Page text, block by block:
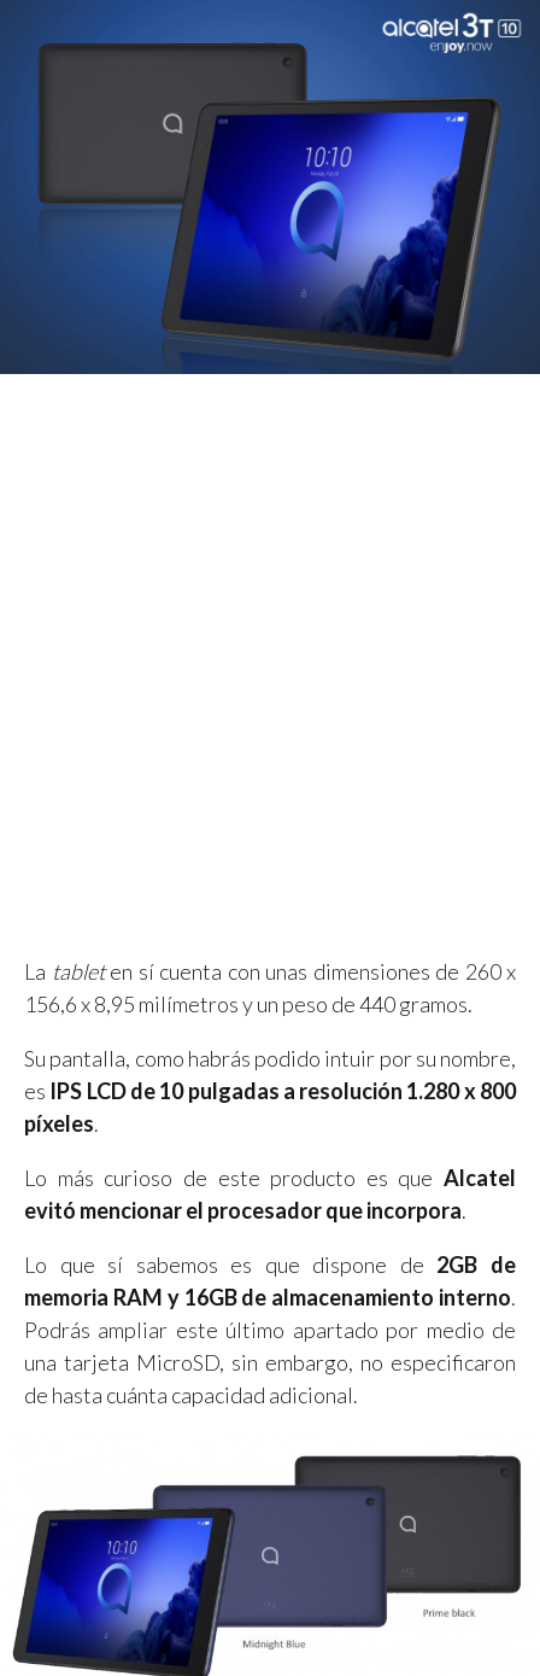
La tableten sí cuenta con unas dimensiones de 260 x
156,6 x 8,95 milímetros y un peso de 440 gramos.
Su pantalla, como habrás podido intuir por su nombre,
es IPS LCD de 10 pulgadas a resolución 1.280 x 800
píxeles.
Lo más curioso de este producto es que Alcatel
evitó mencionar el procesador que incorpora.
Lo que sí sabemos es que dispone de 2GB de
memoria RAM y 16GB de almacenamiento interno.
Podrás ampliar este último apartado por medio de
una tarjeta MicroSD, sin embargo, no especificaron
de hasta cuánta capacidad adicional.